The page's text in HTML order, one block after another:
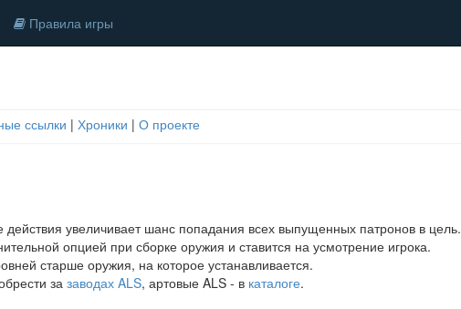
Правила игры
ссылки | Хроники | О проекте
увеличивает шанс попадания всех выпущенных патронов в цель.
опцией при сборке оружия и ставится на усмотрение игрока.
старше оружия, на которое устанавливается.
за заводах ALS, артовые ALS - в каталоге.